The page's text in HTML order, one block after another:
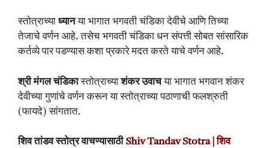
स्तोत्राच्या ध्यानया भागात भगवती चंडिका देवीचे आणि तिच्या
तेजाचे वर्णन आहे. तसेच भगवती चंडिका धन संपत्ती सोबत सांसारिक
कर्तव्ये पार पडण्यास कशा प्रकारे मदत करते याचे वर्णन आहे.
श्री मंगल चंडिकास्तोत्राच्याशंकर उवाचया भागात भगवान शंकर
देवीच्या गुणांचे वर्णन करून या स्तोत्राच्या पठाणाची फलश्रुती
(फायदे) सांगतात.
शिव तांडव स्तोत्र वाचण्यासाठीShiv Tandav Stotra | शिव